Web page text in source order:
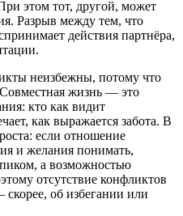
этом тот, другой, может
Разрыв между тем, что
действия партнёра,
неизбежны, потому что
жизнь — это
кто как видит
как выражается забота. В
если отношение
и желания понимать,
а возможностью
отсутствие конфликтов
об избегании или